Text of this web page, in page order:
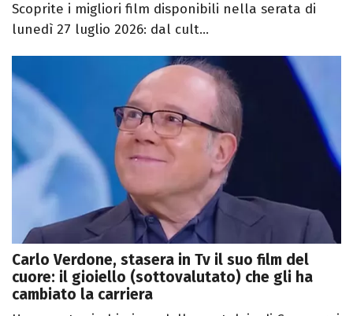
Scoprite i migliori film disponibili nella serata di
lunedì 27 luglio 2026: dal cult...
Carlo Verdone, stasera in Tv il suo film del
cuore: il gioiello (sottovalutato) che gli ha
cambiato la carriera